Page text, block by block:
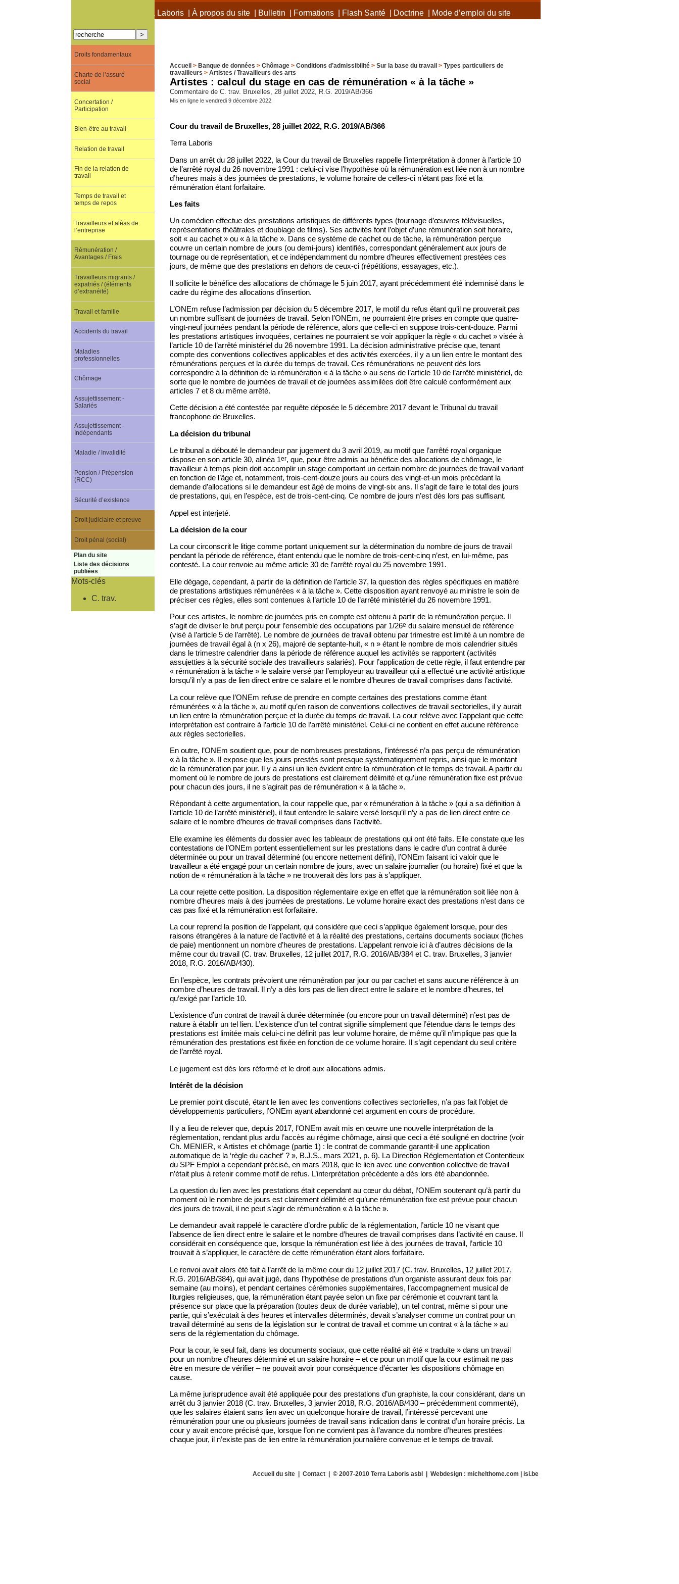
À propos de Terra Laboris| À propos du site| Bulletin Formations| Flash Santé| Doctrine| Mode d’emploi du site
Accueil > Banque de données > Chômage> Conditions d’admissibilité> Sur la base du travail > Types particuliers de
travailleurs > Artistes / Travailleurs des arts
Artistes : calcul du stage en cas de rémunération « à la tâche »
Commentaire de C. trav. Bruxelles, 28 juillet 2022, R.G. 2019/AB/366
Mis en ligne le vendredi 9 décembre 2022
Cour du travail de Bruxelles, 28 juillet 2022, R.G. 2019/AB/366
Terra Laboris
Dans un arrêt du 28 juillet 2022, la Cour du travail de Bruxelles rappelle l’interprétation à donner à l’article 10
de l’arrêté royal du 26 novembre 1991 : celui-ci vise l’hypothèse où la rémunération est liée non à un nombre
d’heures mais à des journées de prestations, le volume horaire de celles-ci n’étant pas fixé et la
rémunération étant forfaitaire.
Les faits
Un comédien effectue des prestations artistiques de différents types (tournage d’œuvres télévisuelles,
représentations théâtrales et doublage de films). Ses activités font l’objet d’une rémunération soit horaire,
soit « au cachet » ou « à la tâche ». Dans ce système de cachet ou de tâche, la rémunération perçue
couvre un certain nombre de jours (ou demi-jours) identifiés, correspondant généralement aux jours de
tournage ou de représentation, et ce indépendamment du nombre d’heures effectivement prestées ces
jours, de même que des prestations en dehors de ceux-ci (répétitions, essayages, etc.).
Il sollicite le bénéfice des allocations de chômage le 5 juin 2017, ayant précédemment été indemnisé dans le
cadre du régime des allocations d’insertion.
L’ONEm refuse l’admission par décision du 5 décembre 2017, le motif du refus étant qu’il ne prouverait pas
un nombre suffisant de journées de travail. Selon l’ONEm, ne pourraient être prises en compte que quatre-
vingt-neuf journées pendant la période de référence, alors que celle-ci en suppose trois-cent-douze. Parmi
les prestations artistiques invoquées, certaines ne pourraient se voir appliquer la règle « du cachet » visée à
l’article 10 de l’arrêté ministériel du 26 novembre 1991. La décision administrative précise que, tenant
compte des conventions collectives applicables et des activités exercées, il y a un lien entre le montant des
rémunérations perçues et la durée du temps de travail. Ces rémunérations ne peuvent dès lors
correspondre à la définition de la rémunération « à la tâche » au sens de l’article 10 de l’arrêté ministériel, de
sorte que le nombre de journées de travail et de journées assimilées doit être calculé conformément aux
articles 7 et 8 du même arrêté.
Cette décision a été contestée par requête déposée le 5 décembre 2017 devant le Tribunal du travail
francophone de Bruxelles.
La décision du tribunal
Le tribunal a débouté le demandeur par jugement du 3 avril 2019, au motif que l’arrêté royal organique
dispose en son article 30, alinéa 1er, que, pour être admis au bénéfice des allocations de chômage, le
travailleur à temps plein doit accomplir un stage comportant un certain nombre de journées de travail variant
en fonction de l’âge et, notamment, trois-cent-douze jours au cours des vingt-et-un mois précédant la
demande d’allocations si le demandeur est âgé de moins de vingt-six ans. Il s’agit de faire le total des jours
de prestations, qui, en l’espèce, est de trois-cent-cinq. Ce nombre de jours n’est dès lors pas suffisant.
Appel est interjeté.
La décision de la cour
La cour circonscrit le litige comme portant uniquement sur la détermination du nombre de jours de travail
pendant la période de référence, étant entendu que le nombre de trois-cent-cinq n’est, en lui-même, pas
contesté. La cour renvoie au même article 30 de l’arrêté royal du 25 novembre 1991.
Elle dégage, cependant, à partir de la définition de l’article 37, la question des règles spécifiques en matière
de prestations artistiques rémunérées « à la tâche ». Cette disposition ayant renvoyé au ministre le soin de
préciser ces règles, elles sont contenues à l’article 10 de l’arrêté ministériel du 26 novembre 1991.
Pour ces artistes, le nombre de journées pris en compte est obtenu à partir de la rémunération perçue. Il
s’agit de diviser le brut perçu pour l’ensemble des occupations par 1/26e du salaire mensuel de référence
(visé à l’article 5 de l’arrêté). Le nombre de journées de travail obtenu par trimestre est limité à un nombre de
journées de travail égal à (n x 26), majoré de septante-huit, « n » étant le nombre de mois calendrier situés
dans le trimestre calendrier dans la période de référence auquel les activités se rapportent (activités
assujetties à la sécurité sociale des travailleurs salariés). Pour l’application de cette règle, il faut entendre par
« rémunération à la tâche » le salaire versé par l’employeur au travailleur qui a effectué une activité artistique
lorsqu’il n’y a pas de lien direct entre ce salaire et le nombre d’heures de travail comprises dans l’activité.
La cour relève que l’ONEm refuse de prendre en compte certaines des prestations comme étant
rémunérées « à la tâche », au motif qu’en raison de conventions collectives de travail sectorielles, il y aurait
un lien entre la rémunération perçue et la durée du temps de travail. La cour relève avec l’appelant que cette
interprétation est contraire à l’article 10 de l’arrêté ministériel. Celui-ci ne contient en effet aucune référence
aux règles sectorielles.
En outre, l’ONEm soutient que, pour de nombreuses prestations, l’intéressé n’a pas perçu de rémunération
« à la tâche ». Il expose que les jours prestés sont presque systématiquement repris, ainsi que le montant
de la rémunération par jour. Il y a ainsi un lien évident entre la rémunération et le temps de travail. A partir du
moment où le nombre de jours de prestations est clairement délimité et qu’une rémunération fixe est prévue
pour chacun des jours, il ne s’agirait pas de rémunération « à la tâche ».
Répondant à cette argumentation, la cour rappelle que, par « rémunération à la tâche » (qui a sa définition à
l’article 10 de l’arrêté ministériel), il faut entendre le salaire versé lorsqu’il n’y a pas de lien direct entre ce
salaire et le nombre d’heures de travail comprises dans l’activité.
Elle examine les éléments du dossier avec les tableaux de prestations qui ont été faits. Elle constate que les
contestations de l’ONEm portent essentiellement sur les prestations dans le cadre d’un contrat à durée
déterminée ou pour un travail déterminé (ou encore nettement défini), l’ONEm faisant ici valoir que le
travailleur a été engagé pour un certain nombre de jours, avec un salaire journalier (ou horaire) fixé et que la
notion de « rémunération à la tâche » ne trouverait dès lors pas à s’appliquer.
La cour rejette cette position. La disposition réglementaire exige en effet que la rémunération soit liée non à
nombre d’heures mais à des journées de prestations. Le volume horaire exact des prestations n’est dans ce
cas pas fixé et la rémunération est forfaitaire.
La cour reprend la position de l’appelant, qui considère que ceci s’applique également lorsque, pour des
raisons étrangères à la nature de l’activité et à la réalité des prestations, certains documents sociaux (fiches
de paie) mentionnent un nombre d’heures de prestations. L’appelant renvoie ici à d’autres décisions de la
même cour du travail (C. trav. Bruxelles, 12 juillet 2017, R.G. 2016/AB/384 et C. trav. Bruxelles, 3 janvier
2018, R.G. 2016/AB/430).
En l’espèce, les contrats prévoient une rémunération par jour ou par cachet et sans aucune référence à un
nombre d’heures de travail. Il n’y a dès lors pas de lien direct entre le salaire et le nombre d’heures, tel
qu’exigé par l’article 10.
L’existence d’un contrat de travail à durée déterminée (ou encore pour un travail déterminé) n’est pas de
nature à établir un tel lien. L’existence d’un tel contrat signifie simplement que l’étendue dans le temps des
prestations est limitée mais celui-ci ne définit pas leur volume horaire, de même qu’il n’implique pas que la
rémunération des prestations est fixée en fonction de ce volume horaire. Il s’agit cependant du seul critère
de l’arrêté royal.
Le jugement est dès lors réformé et le droit aux allocations admis.
Intérêt de la décision
Le premier point discuté, étant le lien avec les conventions collectives sectorielles, n’a pas fait l’objet de
développements particuliers, l’ONEm ayant abandonné cet argument en cours de procédure.
Il y a lieu de relever que, depuis 2017, l’ONEm avait mis en œuvre une nouvelle interprétation de la
réglementation, rendant plus ardu l’accès au régime chômage, ainsi que ceci a été souligné en doctrine (voir
Ch. MENIER, « Artistes et chômage (partie 1) : le contrat de commande garantit-il une application
automatique de la ‘règle du cachet’ ? », B.J.S., mars 2021, p. 6). La Direction Réglementation et Contentieux
du SPF Emploi a cependant précisé, en mars 2018, que le lien avec une convention collective de travail
n’était plus à retenir comme motif de refus. L’interprétation précédente a dès lors été abandonnée.
La question du lien avec les prestations était cependant au cœur du débat, l’ONEm soutenant qu’à partir du
moment où le nombre de jours est clairement délimité et qu’une rémunération fixe est prévue pour chacun
des jours de travail, il ne peut s’agir de rémunération « à la tâche ».
Le demandeur avait rappelé le caractère d’ordre public de la réglementation, l’article 10 ne visant que
l’absence de lien direct entre le salaire et le nombre d’heures de travail comprises dans l’activité en cause. Il
considérait en conséquence que, lorsque la rémunération est liée à des journées de travail, l’article 10
trouvait à s’appliquer, le caractère de cette rémunération étant alors forfaitaire.
Le renvoi avait alors été fait à l’arrêt de la même cour du 12 juillet 2017 (C. trav. Bruxelles, 12 juillet 2017,
R.G. 2016/AB/384), qui avait jugé, dans l’hypothèse de prestations d’un organiste assurant deux fois par
semaine (au moins), et pendant certaines cérémonies supplémentaires, l’accompagnement musical de
liturgies religieuses, que, la rémunération étant payée selon un fixe par cérémonie et couvrant tant la
présence sur place que la préparation (toutes deux de durée variable), un tel contrat, même si pour une
partie, qui s’exécutait à des heures et intervalles déterminés, devait s’analyser comme un contrat pour un
travail déterminé au sens de la législation sur le contrat de travail et comme un contrat « à la tâche » au
sens de la réglementation du chômage.
Pour la cour, le seul fait, dans les documents sociaux, que cette réalité ait été « traduite » dans un travail
pour un nombre d’heures déterminé et un salaire horaire – et ce pour un motif que la cour estimait ne pas
être en mesure de vérifier – ne pouvait avoir pour conséquence d’écarter les dispositions chômage en
cause.
La même jurisprudence avait été appliquée pour des prestations d’un graphiste, la cour considérant, dans un
arrêt du 3 janvier 2018 (C. trav. Bruxelles, 3 janvier 2018, R.G. 2016/AB/430 – précédemment commenté),
que les salaires étaient sans lien avec un quelconque horaire de travail, l’intéressé percevant une
rémunération pour une ou plusieurs journées de travail sans indication dans le contrat d’un horaire précis. La
cour y avait encore précisé que, lorsque l’on ne convient pas à l’avance du nombre d’heures prestées
chaque jour, il n’existe pas de lien entre la rémunération journalière convenue et le temps de travail.
Droits fondamentaux
Charte de l’assuré
social
Concertation /
Participation
Bien-être au travail
Relation de travail
Fin de la relation de
travail
Temps de travail et
temps de repos
Travailleurs et aléas de
l’entreprise
Rémunération /
Avantages / Frais
Travailleurs migrants /
expatriés / (éléments
d’extranéité)
Travail et famille
Accidents du travail
Maladies
professionnelles
Chômage
Assujettissement -
Salariés
Assujettissement -
Indépendants
Maladie / Invalidité
Pension / Prépension
(RCC)
Sécurité d’existence
Droit judiciaire et preuve
Droit pénal (social)
Plan du site
Liste des décisions
publiées
Mots-clés
C. trav.
Accueil du site| Contact| © 2007-2010 Terra Laboris asbl | Webdesign : michelthome.com isi.be